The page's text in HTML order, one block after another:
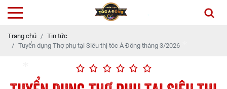
*
Trang chủ
Tin tức
Tuyển dụng Thợ phụ tại Siêu thị tóc Á Đông tháng 3/2026